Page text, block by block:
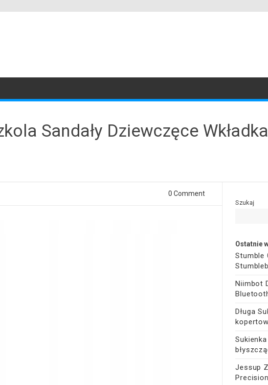
Sandały Dziewczęce
0 Comment
Szukaj
Ostatnie
Stumble
Niimbot
Długa
Jessup
Precision